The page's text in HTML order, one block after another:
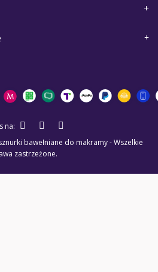
bawełniane do makramy - Wszelkie
zastrzeżone.
na: